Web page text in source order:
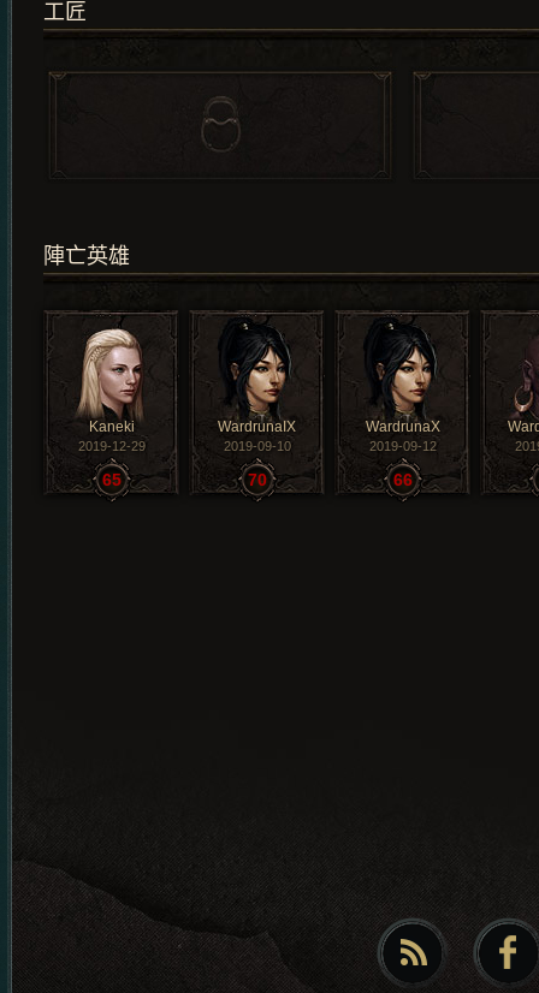
工匠
陣亡英雄
Kaneki
2019-12-29
65
WardrunaIX
2019-09-10
70
WardrunaX
2019-09-12
66